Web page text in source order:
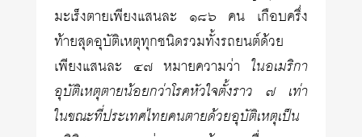
มะเร็งตายเพียงแสนละ ๑๘๖ คน เกือบครึ่ง
ท้ายสุดอุบัติเหตุทุกชนิดรวมทั้งรถยนต์ด้วย
เพียงแสนละ ๔๗ หมายความว่า ในอเมริกา
อุบัติเหตุตายน้อยกว่าโรคหัวใจตั้งราว ๗ เท่า
ในขณะที่ประเทศไทยคนตายด้วยอุบัติเหตุเป็น